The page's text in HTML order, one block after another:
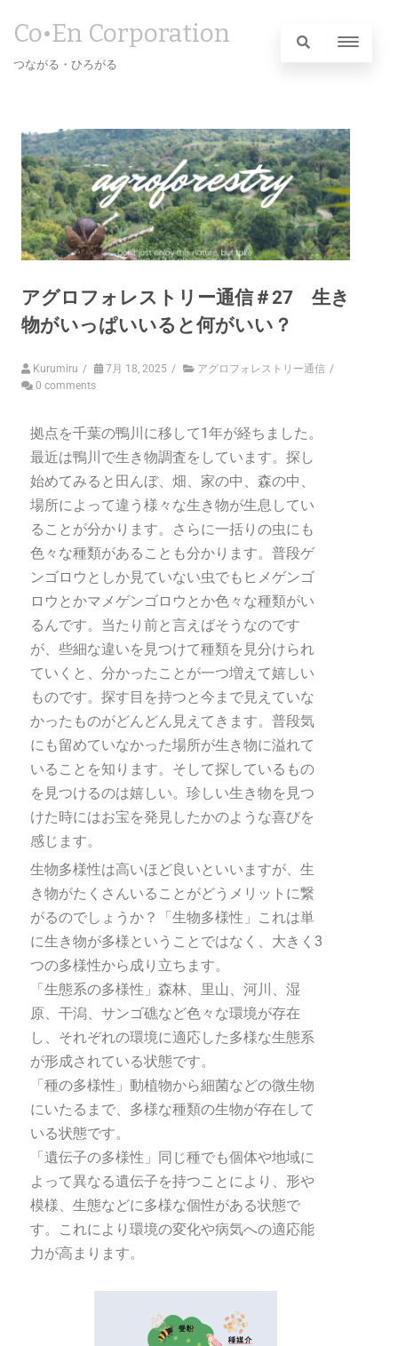
Co•En Corporation
つながる・ひろがる
アグロフォレストリー通信＃27 生き
物がいっぱいいると何がいい？
Kurumiru / 7月 18, 2025 / アグロフォレストリー通信 /
0 comments
拠点を千葉の鴨川に移して1年が経ちました。
最近は鴨川で生き物調査をしています。探し
始めてみると田んぼ、畑、家の中、森の中、
場所によって違う様々な生き物が生息してい
ることが分かります。さらに一括りの虫にも
色々な種類があることも分かります。普段ゲ
ンゴロウとしか見ていない虫でもヒメゲンゴ
ロウとかマメゲンゴロウとか色々な種類がい
るんです。当たり前と言えばそうなのです
が、些細な違いを見つけて種類を見分けられ
ていくと、分かったことが一つ増えて嬉しい
ものです。探す目を持つと今まで見えていな
かったものがどんどん見えてきます。普段気
にも留めていなかった場所が生き物に溢れて
いることを知ります。そして探しているもの
を見つけるのは嬉しい。珍しい生き物を見つ
けた時にはお宝を発見したかのような喜びを
感じます。
生物多様性は高いほど良いといいますが、生
き物がたくさんいることがどうメリットに繋
がるのでしょうか？「生物多様性」これは単
に生き物が多様ということではなく、大きく3
つの多様性から成り立ちます。
「生態系の多様性」森林、里山、河川、湿
原、干潟、サンゴ礁など色々な環境が存在
し、それぞれの環境に適応した多様な生態系
が形成されている状態です。
「種の多様性」動植物から細菌などの微生物
にいたるまで、多様な種類の生物が存在して
いる状態です。
「遺伝子の多様性」同じ種でも個体や地域に
よって異なる遺伝子を持つことにより、形や
模様、生態などに多様な個性がある状態で
す。これにより環境の変化や病気への適応能
力が高まります。